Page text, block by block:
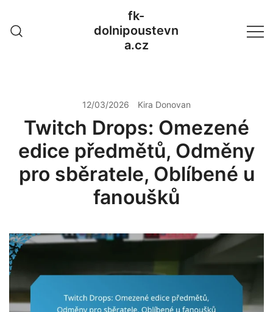
content
fk-
dolnipoustevn
a.cz
12/03/2026 Kira Donovan
Twitch Drops: Omezené
edice předmětů, Odměny
pro sběratele, Oblíbené u
fanoušků